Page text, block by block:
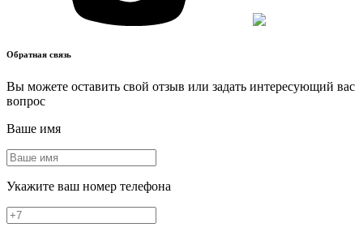
Обратная связь
Вы можете оставить свой отзыв или задать интересующий вас
вопрос
Ваше имя
Укажите ваш номер телефона